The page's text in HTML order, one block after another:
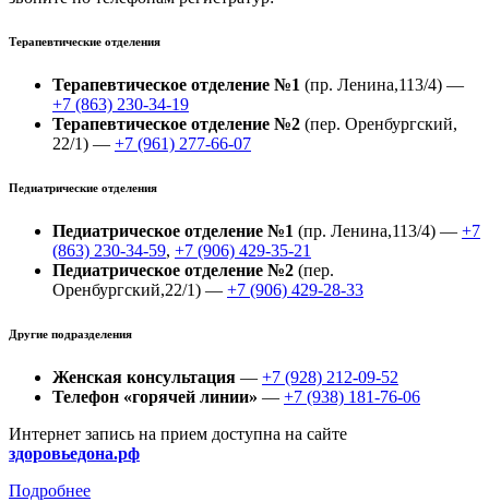
Терапевтические отделения
Терапевтическое отделение №1 (пр. Ленина,113/4) —
+7 (863) 230-34-19
Терапевтическое отделение №2 (пер. Оренбургский,
22/1) — +7 (961) 277-66-07
Педиатрические отделения
Педиатрическое отделение №1 (пр. Ленина,113/4) — +7
(863) 230-34-59, +7 (906) 429-35-21
Педиатрическое отделение №2 (пер.
Оренбургский,22/1) — +7 (906) 429-28-33
Другие подразделения
Женская консультация — +7 (928) 212-09-52
Телефон «горячей линии» — +7 (938) 181-76-06
Интернет запись на прием доступна на сайте
здоровьедона.рф
Подробнее